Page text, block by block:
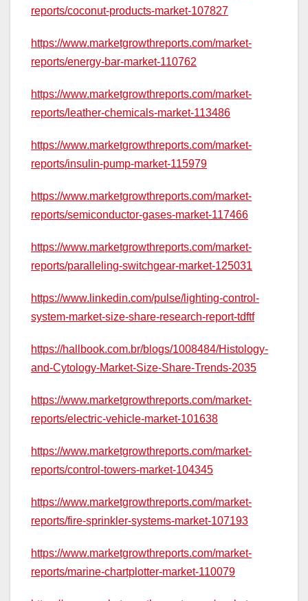
reports/coconut-products-market-107827
https://www.marketgrowthreports.com/market-
reports/energy-bar-market-110762
https://www.marketgrowthreports.com/market-
reports/leather-chemicals-market-113486
https://www.marketgrowthreports.com/market-
reports/insulin-pump-market-115979
https://www.marketgrowthreports.com/market-
reports/semiconductor-gases-market-117466
https://www.marketgrowthreports.com/market-
reports/paralleling-switchgear-market-125031
https://www.linkedin.com/pulse/lighting-control-
system-market-size-share-research-report-tdftf
https://hallbook.com.br/blogs/1008484/Histology-
and-Cytology-Market-Size-Share-Trends-2035
https://www.marketgrowthreports.com/market-
reports/electric-vehicle-market-101638
https://www.marketgrowthreports.com/market-
reports/control-towers-market-104345
https://www.marketgrowthreports.com/market-
reports/fire-sprinkler-systems-market-107193
https://www.marketgrowthreports.com/market-
reports/marine-chartplotter-market-110079